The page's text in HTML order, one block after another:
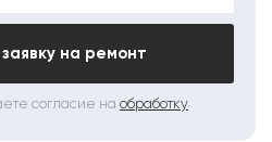
на ремонт
согласие на обработку